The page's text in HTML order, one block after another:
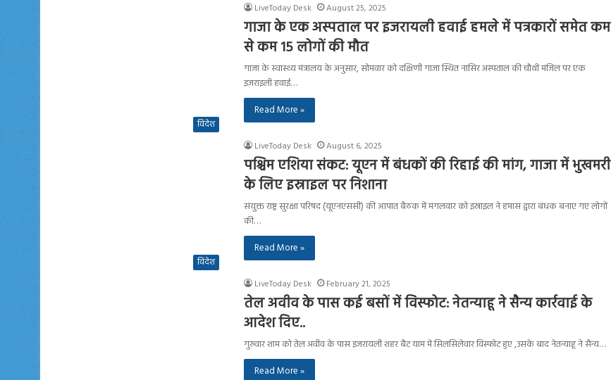
LiveToday Desk
August 25, 2025
गाजा के एक अस्पताल पर इजरायली हवाई हमले में पत्रकारों समेत कम
से कम 15 लोगों की मौत
गाजा के स्वास्थ्य मंत्रालय के अनुसार, सोमवार को दक्षिणी गाजा स्थित नासिर अस्पताल की चौथी मंजिल पर एक
इज़राइली हवाई…
Read More »
विदेश
LiveToday Desk
August 6, 2025
पश्चिम एशिया संकट: यूएन में बंधकों की रिहाई की मांग, गाजा में भुखमरी
के लिए इस्राइल पर निशाना
संयुक्त राष्ट्र सुरक्षा परिषद (यूएनएससी) की आपात बैठक में मंगलवार को इस्राइल ने हमास द्वारा बंधक बनाए गए लोगों
की…
Read More »
विदेश
LiveToday Desk
February 21, 2025
तेल अवीव के पास कई बसों में विस्फोट: नेतन्याहू ने सैन्य कार्रवाई के
आदेश दिए..
गुरुवार शाम को तेल अवीव के पास इजरायली शहर बैट याम में सिलसिलेवार विस्फोट हुए ,उसके बाद नेतन्याहू ने सैन्य…
Read More »